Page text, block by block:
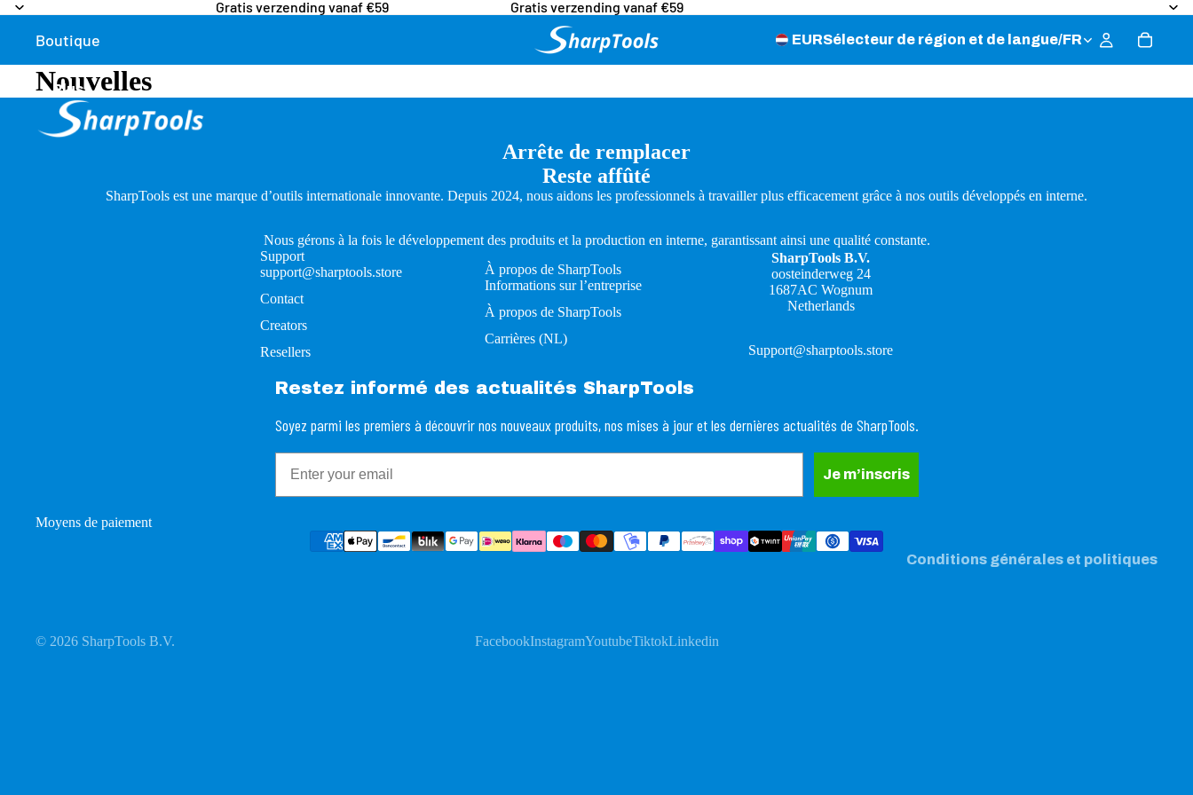
Gratis verzending vanaf €59 Gratis verzending vanaf €59
Boutique
Plus
EURSélecteur de région et de langue/FR
Nouvelles
Arrête de remplacer
Reste affûté
SharpTools est une marque d’outils internationale innovante. Depuis 2024, nous aidons les professionnels à travailler plus efficacement grâce à nos outils développés en interne.
Nous gérons à la fois le développement des produits et la production en interne, garantissant ainsi une qualité constante.
Support
support@sharptools.store
Contact
Creators
Resellers
À propos de SharpTools
Informations sur l’entreprise
À propos de SharpTools
Carrières (NL)
SharpTools B.V.
oosteinderweg 24
1687AC Wognum
Netherlands
Support@sharptools.store
Restez informé des actualités SharpTools
Soyez parmi les premiers à découvrir nos nouveaux produits, nos mises à jour et les dernières actualités de SharpTools.
Je m’inscris
Moyens de paiement
© 2026 SharpTools B.V. FacebookInstagramYoutubeTiktokLinkedin
Conditions générales et politiques